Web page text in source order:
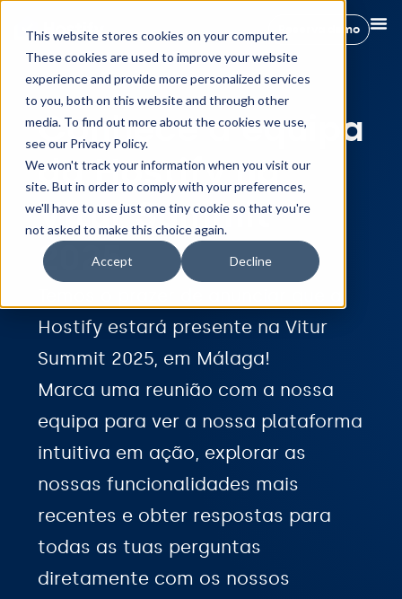
This website stores cookies on your computer.
These cookies are used to improve your website
experience and provide more personalized services
to you, both on this website and through other
media. To find out more about the cookies we use,
see our Privacy Policy.
We won't track your information when you visit our
site. But in order to comply with your preferences,
we'll have to use just one tiny cookie so that you're
not asked to make this choice again.
Accept Decline
Reserva demo
Conhece a equipa
da Hostify na
Vitur Summit
2025
Hostify estará presente na Vitur
Summit 2025, em Málaga!
Marca uma reunião com a nossa
equipa para ver a nossa plataforma
intuitiva em ação, explorar as
nossas funcionalidades mais
recentes e obter respostas para
todas as tuas perguntas
diretamente com os nossos